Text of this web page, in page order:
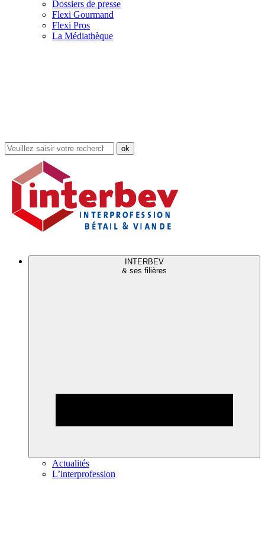
Dossiers de presse
Flexi Gourmand
Flexi Pros
La Médiathèque
Rechercher
dans
site
INTERBEV
& ses filières
Actualités
L’interprofession